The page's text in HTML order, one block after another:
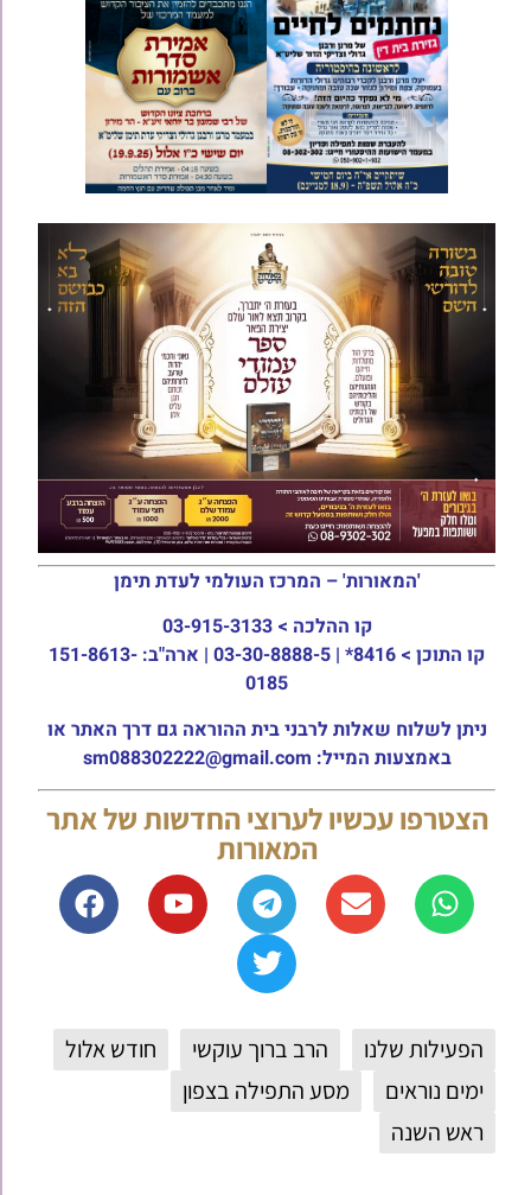
'המאורות' – המרכז העולמי לעדת תימן
קו ההלכה > 03-915-3133
קו התוכן >
8416* | 03-30-8888-5 | ארה"ב: 151-8613-
0185
ניתן לשלוח שאלות לרבני בית ההוראה גם דרך האתר או
באמצעות המייל: sm088302222@gmail.com
הצטרפו עכשיו לערוצי החדשות של אתר
המאורות
הפעילות שלנו הרב ברוך עוקשי
חודש אלול
ימים נוראים
מסע התפילה בצפון
ראש השנה